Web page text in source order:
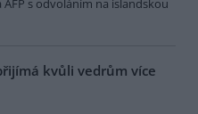
s odvoláním na islandskou
kvůli vedrům více